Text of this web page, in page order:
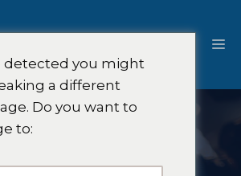
detected you might
a different
Do you want to
to: